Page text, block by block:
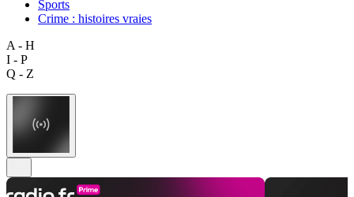
Sports
Crime : histoires vraies
A - H
I - P
Q - Z